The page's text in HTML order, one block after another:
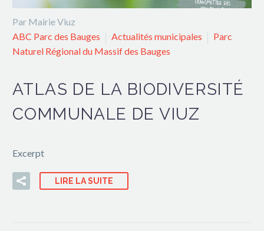
Par Mairie Viuz
ABC Parc des Bauges
Actualités municipales
Parc
Naturel Régional du Massif des Bauges
ATLAS DE LA BIODIVERSITÉ
COMMUNALE DE VIUZ
Excerpt
LIRE LA SUITE